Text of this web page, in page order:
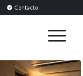
Contacto